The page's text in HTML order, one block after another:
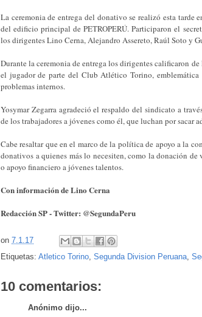
La ceremonia de entrega del donativo se realizó esta tarde
del edificio principal de PETROPERÚ. Participaron el
los dirigentes Lino Cerna, Alejandro Assereto, Raúl Soto y
Durante la ceremonia de entrega los dirigentes calificaron
el jugador de parte del Club Atlético Torino,
problemas internos.
Yosymar Zegarra agradeció el respaldo del sindicato a
de los trabajadores a jóvenes como él, que luchan por sacar
Cabe resaltar que en el marco de la política de apoyo a la
donativos a quienes más lo necesiten, como la donación de
o apoyo financiero a jóvenes talentos.
Con información de Lino Cerna
Redacción SP - Twitter: @SegundaPeru
on 7.1.17
Etiquetas: Atletico Torino Segunda Division Peruana
10 comentarios:
Anónimo dijo...